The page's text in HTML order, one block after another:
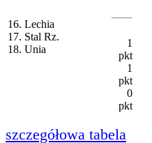
16. Lechia
17. Stal Rz.
18. Unia
1
pkt
1
pkt
0
pkt
szczegółowa tabela